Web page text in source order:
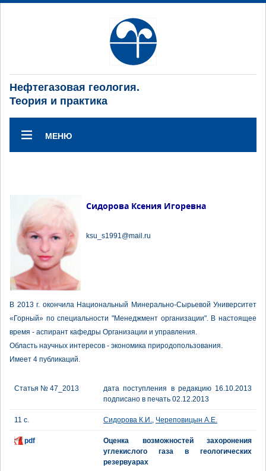
Нефтегазовая геология.
Теория и практика
МЕНЮ
Сидорова Ксения Игоревна
ksu_s1991@mail.ru
В 2013 г. окончила Национальный Минерально-Сырьевой Университет
«Горный» по специальности "Менеджмент организации". В настоящее
время - аспирант кафедры Организации и управления.
Область научных интересов - экономика природопользования.
Имеет 4 публикаций.
Статья № 47_2013
дата поступления в редакцию 16.10.2013
подписано в печать 02.12.2013
11 с. Сидорова К.И., Череповицын А.Е.
pdf
Оценка возможностей захоронения
углекислого газа в геологических
резервуарах